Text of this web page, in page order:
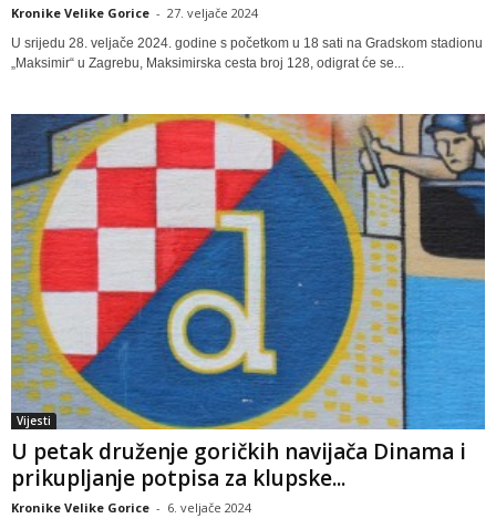
Kronike Velike Gorice - 27. veljače 2024
U srijedu 28. veljače 2024. godine s početkom u 18 sati na Gradskom stadionu
„Maksimir“ u Zagrebu, Maksimirska cesta broj 128, odigrat će se...
Vijesti
U petak druženje goričkih navijača Dinama i
prikupljanje potpisa za klupske...
Kronike Velike Gorice - 6. veljače 2024